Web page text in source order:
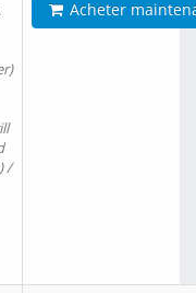
/
Acheter